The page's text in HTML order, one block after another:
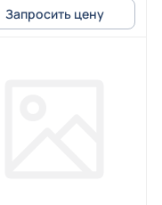
Запросить цену